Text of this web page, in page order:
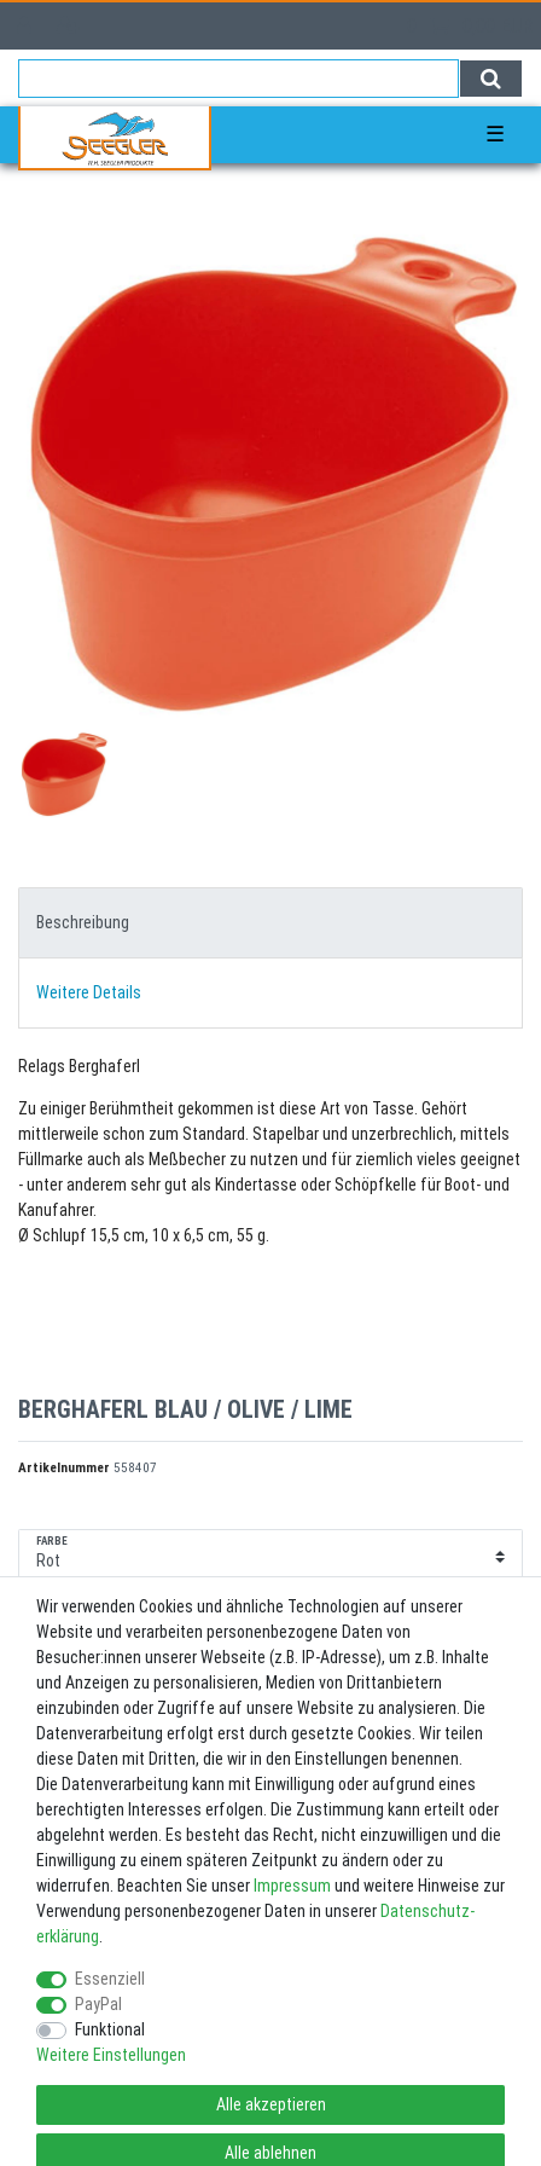
☰
Beschreibung
Weitere Details
Relags Berghaferl
Zu einiger Berühmtheit gekommen ist diese Art von Tasse. Gehört
mittlerweile schon zum Standard. Stapelbar und unzerbrechlich, mittels
Füllmarke auch als Meßbecher zu nutzen und für ziemlich vieles geeignet
- unter anderem sehr gut als Kindertasse oder Schöpfkelle für Boot- und
Kanufahrer.
Ø Schlupf 15,5 cm, 10 x 6,5 cm, 55 g.
BERGHAFERL BLAU / OLIVE / LIME
Artikelnummer 558407
FARBE
UVP 3,95 €
3,00 EUR*
Nicht lagernd. Bitte fragen Sie uns vor einer Bestellung. 02602-8727
In den Warenkorb
Wunschliste
* inkl. ges. MwSt. zzgl. Versandkosten
Impressum
Widerrufs­recht Vertrag widerrufen
Wir verwenden Cookies und ähnliche Technologien auf unserer
Website und verarbeiten personenbezogene Daten von
Besucher:innen unserer Webseite (z.B. IP-Adresse), um z.B. Inhalte
und Anzeigen zu personalisieren, Medien von Drittanbietern
einzubinden oder Zugriffe auf unsere Website zu analysieren. Die
Datenverarbeitung erfolgt erst durch gesetzte Cookies. Wir teilen
diese Daten mit Dritten, die wir in den Einstellungen benennen.
Die Datenverarbeitung kann mit Einwilligung oder aufgrund eines
berechtigten Interesses erfolgen. Die Zustimmung kann erteilt oder
abgelehnt werden. Es besteht das Recht, nicht einzuwilligen und die
Einwilligung zu einem späteren Zeitpunkt zu ändern oder zu
widerrufen. Beachten Sie unser Impressum und weitere Hinweise zur
Verwendung personenbezogener Daten in unserer Daten­schutz­
erklärung
Essenziell
PayPal
Funktional
Weitere Einstellungen
Alle akzeptieren
Alle ablehnen